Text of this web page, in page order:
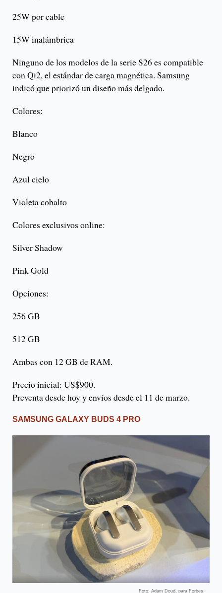
25W por cable
15W inalámbrica
Ninguno de los modelos de la serie S26 es compatible
con Qi2, el estándar de carga magnética. Samsung
indicó que priorizó un diseño más delgado.
Colores:
Blanco
Negro
Azul cielo
Violeta cobalto
Colores exclusivos online:
Silver Shadow
Pink Gold
Opciones:
256 GB
512 GB
Ambas con 12 GB de RAM.
Precio inicial: US$900.
Preventa desde hoy y envíos desde el 11 de marzo.
SAMSUNG GALAXY BUDS 4 PRO
Foto: Adam Doud, para Forbes.